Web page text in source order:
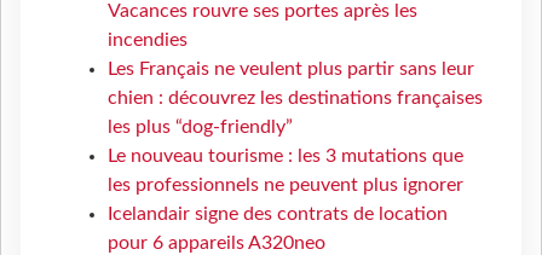
Vacances rouvre ses portes après les
incendies
Les Français ne veulent plus partir sans leur
chien : découvrez les destinations françaises
les plus “dog-friendly”
Le nouveau tourisme : les 3 mutations que
les professionnels ne peuvent plus ignorer
Icelandair signe des contrats de location
pour 6 appareils A320neo